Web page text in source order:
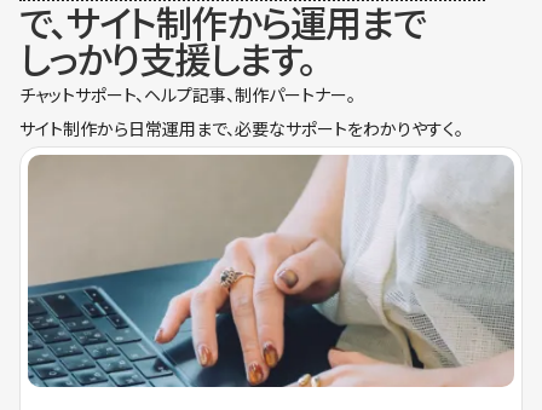
で、サイト制作から運用まで
しっかり支援します。
チャットサポート、ヘルプ記事、制作パートナー。
サイト制作から日常運用まで、必要なサポートをわかりやすく。